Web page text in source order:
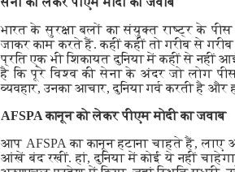
भारत के सुरक्षा बलों का संयुक्त राष्ट्र के
जाकर काम करते हैं. कहीं कहीं तो गरीब से
प्रति एक भी शिकायत दुनिया में कहीं से नहीं
है कि पूरे विश्व की सेना के अंदर जो लोग
व्यवहार, उनका आचार, दुनिया गर्व करती है
AFSPA कानून को लेकर पीएम मोदी का जवाब
आप AFSPA का कानून हटाना चाहते हैं, लाए
आंखें बंद रखीं. हां, दुनिया में कोई ये नहीं